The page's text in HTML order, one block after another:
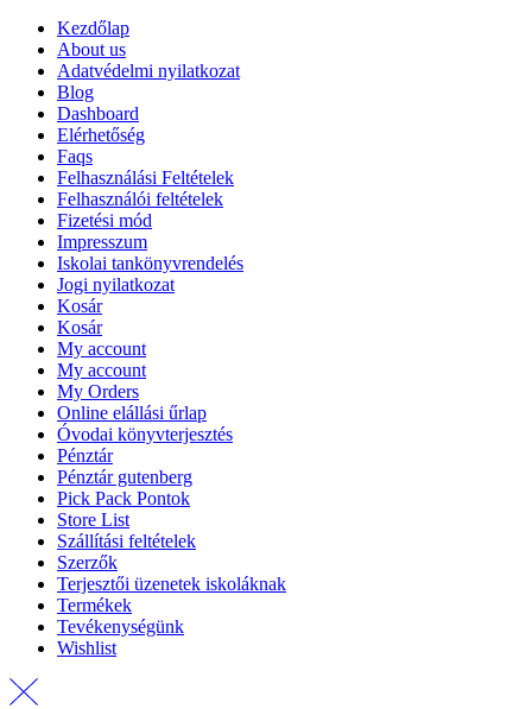
Kezdőlap
About us
Adatvédelmi nyilatkozat
Blog
Dashboard
Elérhetőség
Faqs
Felhasználási Feltételek
Felhasználói feltételek
Fizetési mód
Impresszum
Iskolai tankönyvrendelés
Jogi nyilatkozat
Kosár
Kosár
My account
My account
My Orders
Online elállási űrlap
Óvodai könyvterjesztés
Pénztár
Pénztár gutenberg
Pick Pack Pontok
Store List
Szállítási feltételek
Szerzők
Terjesztői üzenetek iskoláknak
Termékek
Tevékenységünk
Wishlist